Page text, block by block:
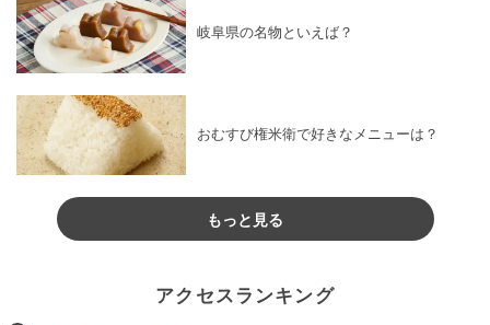
岐阜県の名物といえば？
おむすび権米衛で好きなメニューは？
もっと見る
アクセスランキング